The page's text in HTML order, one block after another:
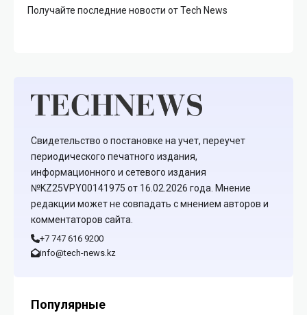
Получайте последние новости от Tech News
Свидетельство о постановке на учет, переучет
периодического печатного издания,
информационного и сетевого издания
№KZ25VPY00141975 от 16.02.2026 года. Мнение
редакции может не совпадать с мнением авторов и
комментаторов сайта.
+7 747 616 9200
info@tech-news.kz
Популярные